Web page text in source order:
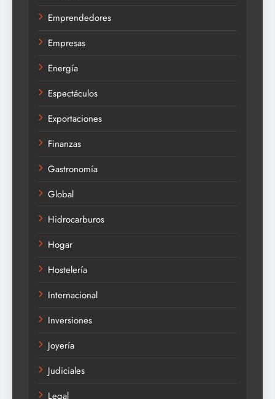
Emprendedores
Empresas
Energía
Espectáculos
Exportaciones
Finanzas
Gastronomía
Global
Hidrocarburos
Hogar
Hostelería
Internacional
Inversiones
Joyería
Judiciales
Legal